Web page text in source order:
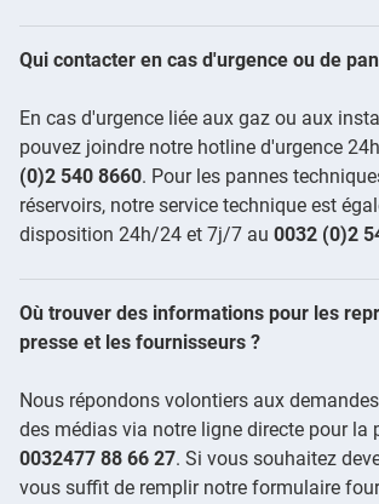
Qui contacter en cas d'urgence ou de
En cas d'urgence liée aux gaz ou aux
pouvez joindre notre hotline d'urgence
(0)2 540 8660. Pour les pannes
réservoirs, notre service technique est
disposition 24h/24 et 7j/7 au 0032 (0)2
Où trouver des informations pour les
presse et les fournisseurs ?
Nous répondons volontiers aux
des médias via notre ligne directe pour la
0032477 88 66 27. Si vous souhaitez
vous suffit de remplir notre formulaire